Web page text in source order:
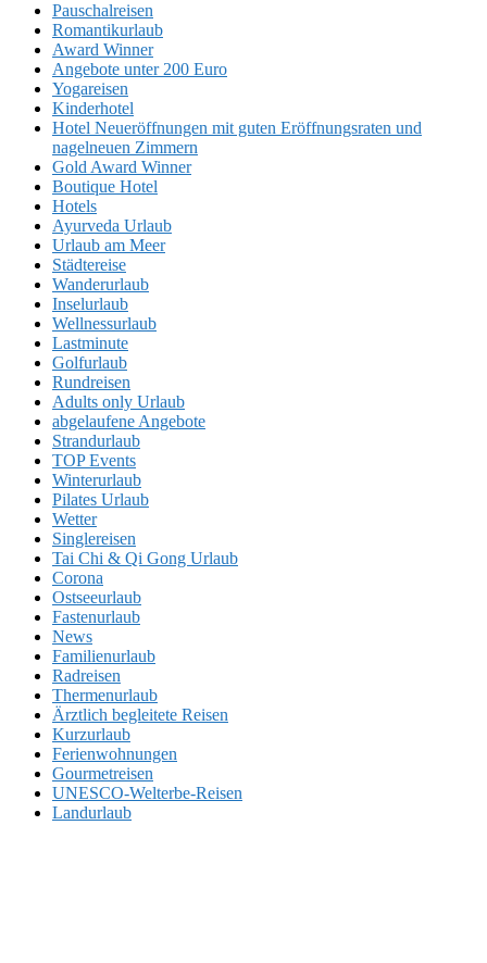
Pauschalreisen
Romantikurlaub
Award Winner
Angebote unter 200 Euro
Yogareisen
Kinderhotel
Hotel Neueröffnungen mit guten Eröffnungsraten und
nagelneuen Zimmern
Gold Award Winner
Boutique Hotel
Hotels
Ayurveda Urlaub
Urlaub am Meer
Städtereise
Wanderurlaub
Inselurlaub
Wellnessurlaub
Lastminute
Golfurlaub
Rundreisen
Adults only Urlaub
abgelaufene Angebote
Strandurlaub
TOP Events
Winterurlaub
Pilates Urlaub
Wetter
Singlereisen
Tai Chi & Qi Gong Urlaub
Corona
Ostseeurlaub
Fastenurlaub
News
Familienurlaub
Radreisen
Thermenurlaub
Ärztlich begleitete Reisen
Kurzurlaub
Ferienwohnungen
Gourmetreisen
UNESCO-Welterbe-Reisen
Landurlaub